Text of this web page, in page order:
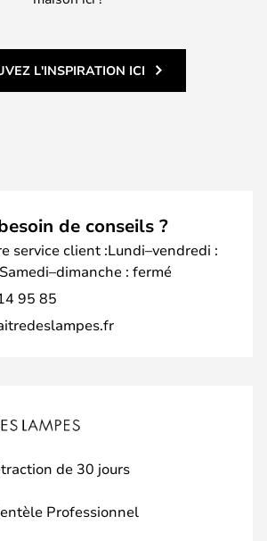
L'INSPIRATION ICI
de conseils ?
service client :Lundi–vendredi :
: fermé
95 85
de 30 jours
Professionnel